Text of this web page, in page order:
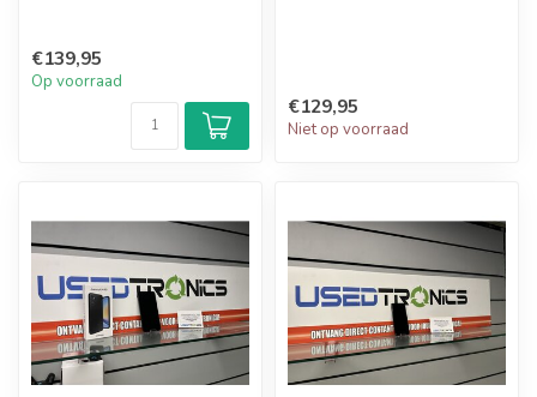
€139,95
Op voorraad
€129,95
Niet op voorraad